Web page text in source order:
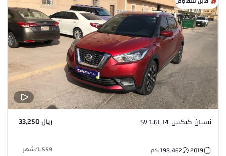
نيسان كيكس SV 1.6L I4 ريال 33,250
2019
198,462كم 1,559
/شهر